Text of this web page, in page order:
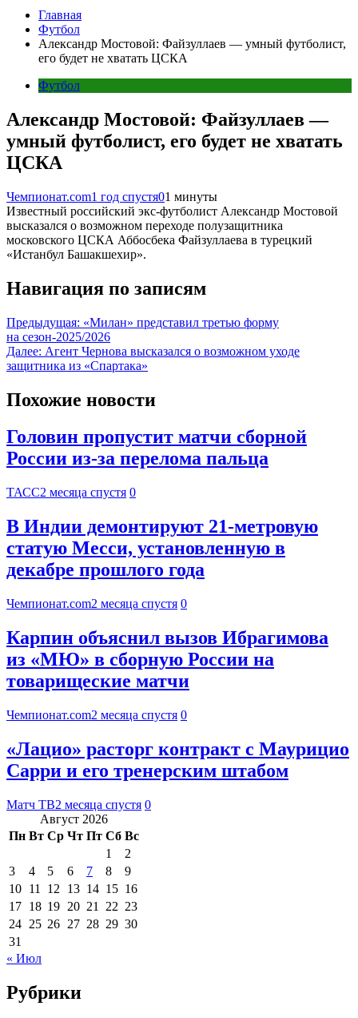
Главная
Футбол
Александр Мостовой: Файзуллаев — умный футболист,
его будет не хватать ЦСКА
Футбол
Александр Мостовой: Файзуллаев —
умный футболист, его будет не хватать
ЦСКА
Чемпионат.com1 год спустя01 минуты
Известный российский экс-футболист Александр Мостовой
высказался о возможном переходе полузащитника
московского ЦСКА Аббосбека Файзуллаева в турецкий
«Истанбул Башакшехир».
Навигация по записям
Предыдущая: «Милан» представил третью форму
на сезон-2025/2026
Далее: Агент Чернова высказался о возможном уходе
защитника из «Спартака»
Похожие новости
Головин пропустит матчи сборной
России из-за перелома пальца
ТАСС2 месяца спустя 0
В Индии демонтируют 21-метровую
статую Месси, установленную в
декабре прошлого года
Чемпионат.com2 месяца спустя 0
Карпин объяснил вызов Ибрагимова
из «МЮ» в сборную России на
товарищеские матчи
Чемпионат.com2 месяца спустя 0
«Лацио» расторг контракт с Маурицио
Сарри и его тренерским штабом
Матч ТВ2 месяца спустя 0
Август 2026
Пн Вт Ср Чт Пт Сб Вс
1
2
3
4 5 6 7 8
9
10 11 12 13 14 15 16
17 18 19 20 21 22 23
24 25 26 27 28 29 30
31
« Июл
Рубрики